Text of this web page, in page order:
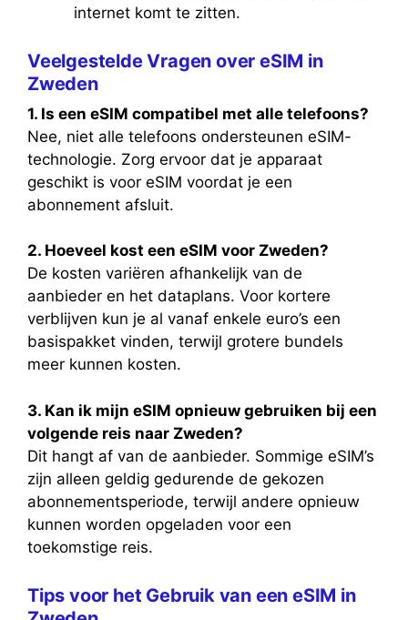
internet komt te zitten.
Veelgestelde Vragen over eSIM in
Zweden
1. Is een eSIM compatibel met alle telefoons?
Nee, niet alle telefoons ondersteunen eSIM-
technologie. Zorg ervoor dat je apparaat
geschikt is voor eSIM voordat je een
abonnement afsluit.
2. Hoeveel kost een eSIM voor Zweden?
De kosten variëren afhankelijk van de
aanbieder en het dataplans. Voor kortere
verblijven kun je al vanaf enkele euro’s een
basispakket vinden, terwijl grotere bundels
meer kunnen kosten.
3. Kan ik mijn eSIM opnieuw gebruiken bij een
volgende reis naar Zweden?
Dit hangt af van de aanbieder. Sommige eSIM’s
zijn alleen geldig gedurende de gekozen
abonnementsperiode, terwijl andere opnieuw
kunnen worden opgeladen voor een
toekomstige reis.
Tips voor het Gebruik van een eSIM in